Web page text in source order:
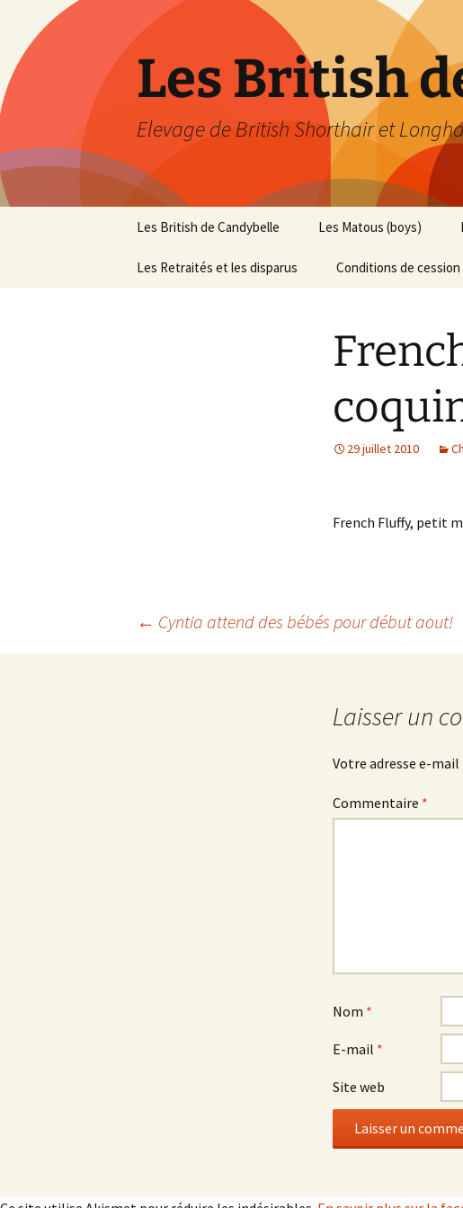
Les British
Elevage de British Shorthair et
contenu
Les British de Candybelle Les Matous (boys)
Les Retraités et les disparus Conditions de cession
29 juillet 2010
French Fluffy, petit
Navigation
← Cyntia attend des bébés pour début aout!
Laisser un
Votre adresse e-mail
Commentaire *
Nom *
E-mail *
Site web